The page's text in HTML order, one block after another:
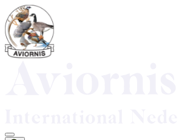
Overslaan
en
naar
de
inhoud